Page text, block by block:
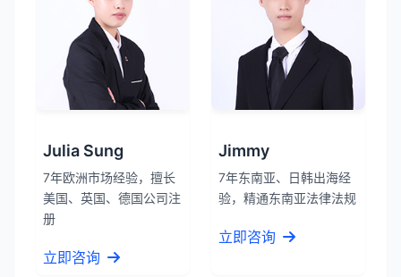
Julia Sung
7年欧洲市场经验，擅长
美国、英国、德国公司注
册
立即咨询
Jimmy
7年东南亚、日韩出海经
验，精通东南亚法律法规
立即咨询